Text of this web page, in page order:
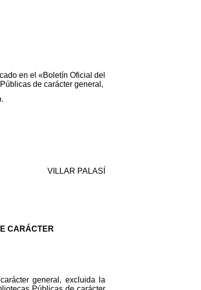
en el «Boletín Oficial del
de carácter general,
VILLAR PALASÍ
CARÁCTER
general, excluida la